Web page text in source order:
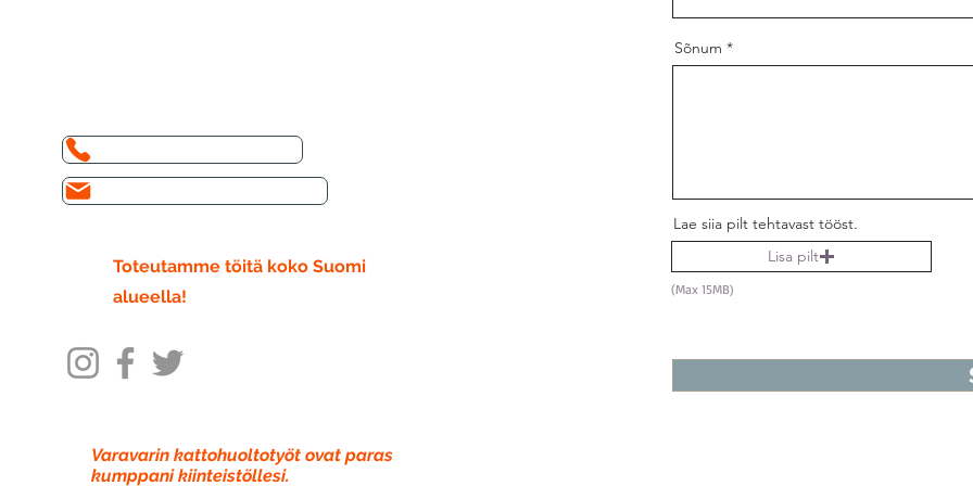
Toteutamme töitä koko Suomi
alueella!
Varavarin kattohuoltotyöt ovat paras
kumppani kiinteistöllesi.
Sõnum
Lae siia pilt tehtavast tööst.
Lisa pilt
(Max 15MB)